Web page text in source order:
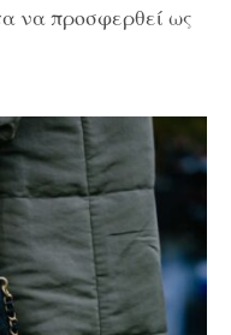
να προσφερθεί ως